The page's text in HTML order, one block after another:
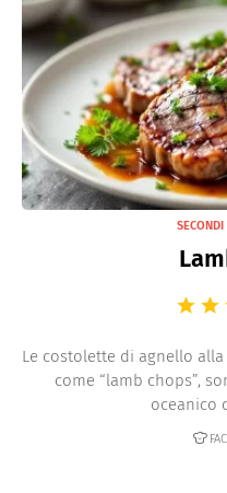
Le costolette di agnello
come “lamb chops”,
oceanico